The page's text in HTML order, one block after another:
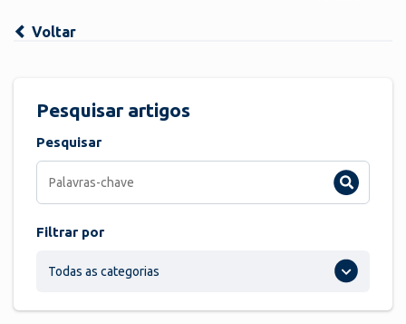
Voltar
Pesquisar artigos
Pesquisar
Filtrar por
Todas as categorias